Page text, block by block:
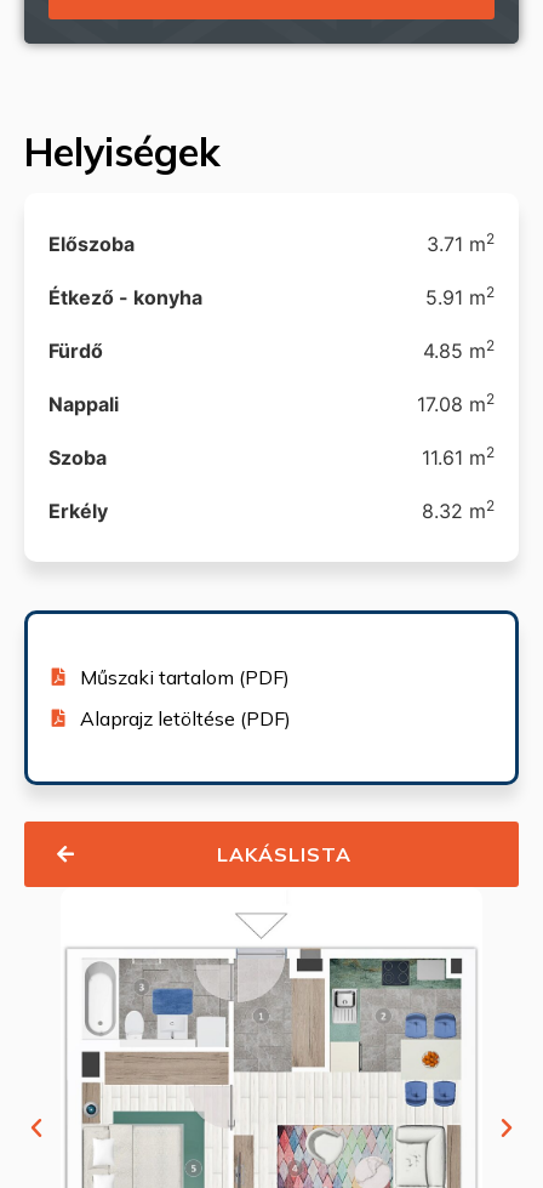
Helyiségek
Előszoba 3.71 m2
Étkező - konyha 5.91 m2
Fürdő 4.85 m2
Nappali 17.08 m2
Szoba 11.61 m2
Erkély 8.32 m2
Műszaki tartalom (PDF)
Alaprajz letöltése (PDF)
LAKÁSLISTA